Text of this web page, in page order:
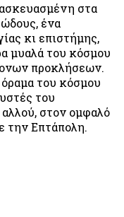
στα
ένα
κι επιστήμης,
μυαλά του κόσμου
προκλήσεων.
του κόσμου
του
στον ομφαλό
την Επτάπολη.